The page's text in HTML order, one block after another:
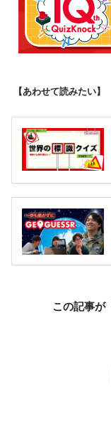
【あわせて読みたい】
この記事が